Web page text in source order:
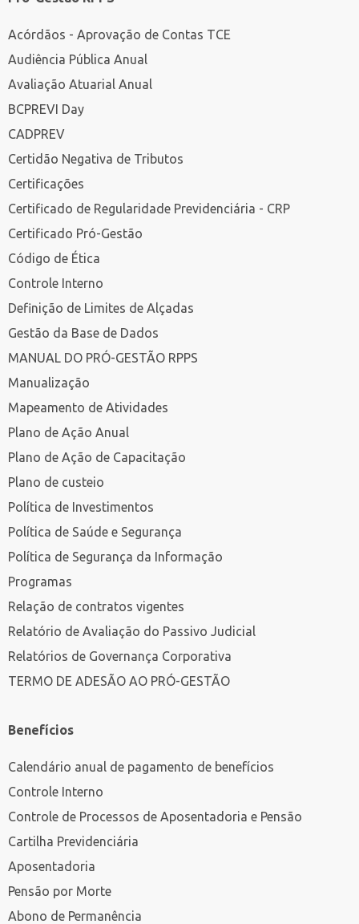
Acórdãos - Aprovação de Contas TCE
Audiência Pública Anual
Avaliação Atuarial Anual
BCPREVI Day
CADPREV
Certidão Negativa de Tributos
Certificações
Certificado de Regularidade Previdenciária - CRP
Certificado Pró-Gestão
Código de Ética
Controle Interno
Definição de Limites de Alçadas
Gestão da Base de Dados
MANUAL DO PRÓ-GESTÃO RPPS
Manualização
Mapeamento de Atividades
Plano de Ação Anual
Plano de Ação de Capacitação
Plano de custeio
Política de Investimentos
Política de Saúde e Segurança
Política de Segurança da Informação
Programas
Relação de contratos vigentes
Relatório de Avaliação do Passivo Judicial
Relatórios de Governança Corporativa
TERMO DE ADESÃO AO PRÓ-GESTÃO
Benefícios
Calendário anual de pagamento de benefícios
Controle Interno
Controle de Processos de Aposentadoria e Pensão
Cartilha Previdenciária
Aposentadoria
Pensão por Morte
Abono de Permanência